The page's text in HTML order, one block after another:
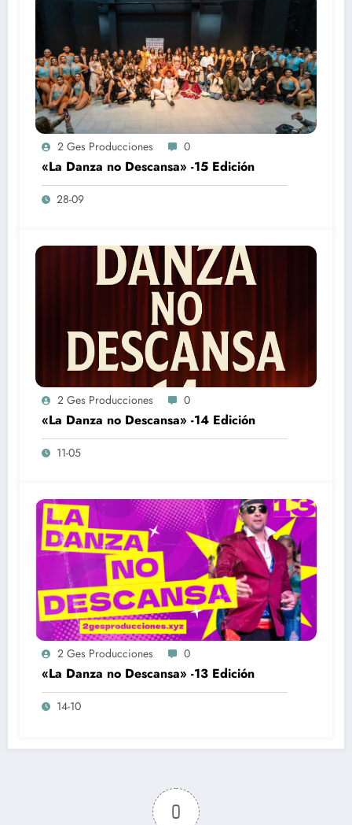
2 Ges Producciones 0
«La Danza no Descansa» -15 Edición
28-09
2 Ges Producciones 0
«La Danza no Descansa» -14 Edición
11-05
2 Ges Producciones 0
«La Danza no Descansa» -13 Edición
14-10
0